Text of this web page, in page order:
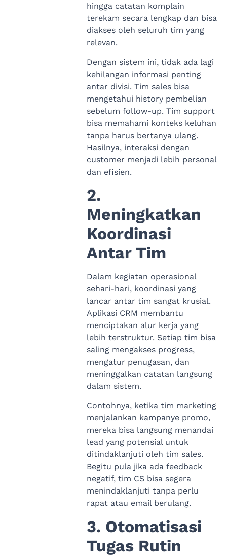
hingga catatan komplain
terekam secara lengkap dan bisa
diakses oleh seluruh tim yang
relevan.
Dengan sistem ini, tidak ada lagi
kehilangan informasi penting
antar divisi. Tim sales bisa
mengetahui history pembelian
sebelum follow-up. Tim support
bisa memahami konteks keluhan
tanpa harus bertanya ulang.
Hasilnya, interaksi dengan
customer menjadi lebih personal
dan efisien.
2.
Meningkatkan
Koordinasi
Antar Tim
Dalam kegiatan operasional
sehari-hari, koordinasi yang
lancar antar tim sangat krusial.
Aplikasi CRM membantu
menciptakan alur kerja yang
lebih terstruktur. Setiap tim bisa
saling mengakses progress,
mengatur penugasan, dan
meninggalkan catatan langsung
dalam sistem.
Contohnya, ketika tim marketing
menjalankan kampanye promo,
mereka bisa langsung menandai
lead yang potensial untuk
ditindaklanjuti oleh tim sales.
Begitu pula jika ada feedback
negatif, tim CS bisa segera
menindaklanjuti tanpa perlu
rapat atau email berulang.
3. Otomatisasi
Tugas Rutin